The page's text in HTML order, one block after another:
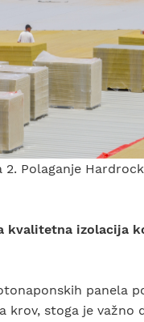
2. Polaganje
kvalitetna izolacija
panela
krov, stoga je važno